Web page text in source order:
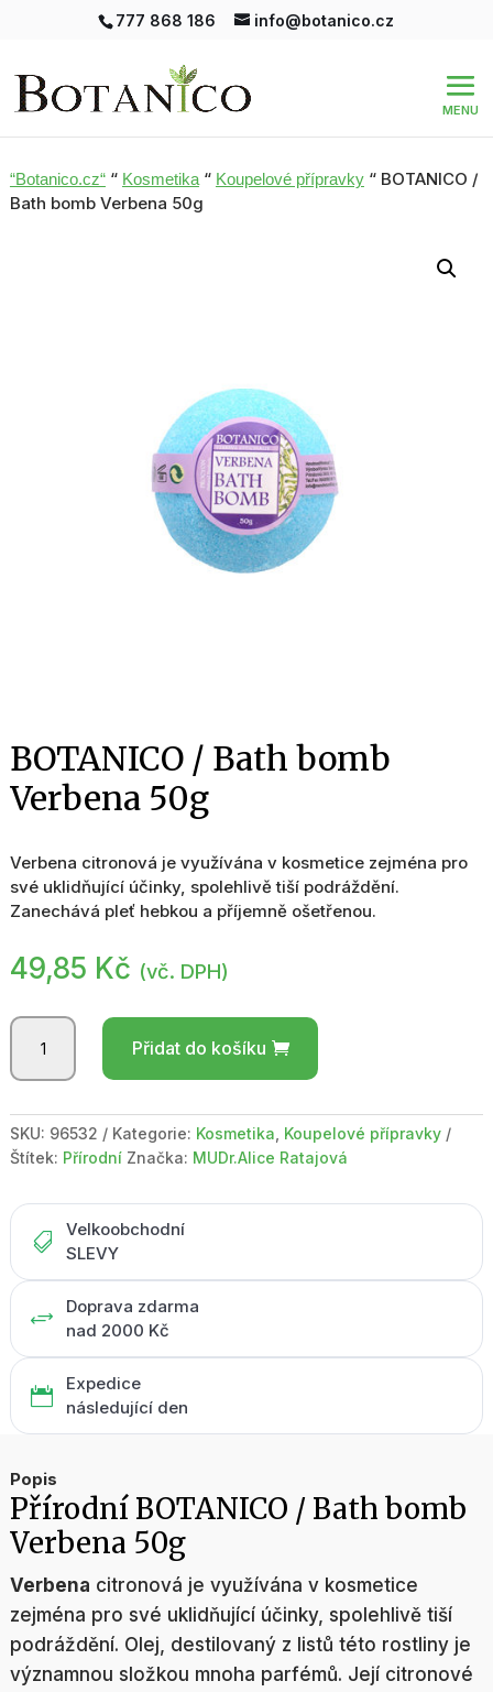
777 868 186 info@botanico.cz
“Botanico.cz““ Kosmetika“ Koupelové přípravky“ BOTANICO /
Bath bomb Verbena 50g
BOTANICO / Bath bomb
Verbena 50g
Verbena citronová je využívána v kosmetice zejména pro
své uklidňující účinky, spolehlivě tiší podráždění.
Zanechává pleť hebkou a příjemně ošetřenou.
49,85 Kč (vč. DPH)
BOTANICO
Bath
Verbena
50g
Přidat do košíku
SKU: 96532 Kategorie: Kosmetika Koupelové přípravky
Štítek: Přírodní Značka: MUDr.Alice Ratajová

Velkoobchodní
SLEVY
+
Doprava zdarma
nad 2000 Kč

Expedice
následující den
Popis
Přírodní BOTANICO / Bath bomb
Verbena 50g
Verbena citronová je využívána v kosmetice
zejména pro své uklidňující účinky, spolehlivě tiší
podráždění. Olej, destilovaný z listů této rostliny je
významnou složkou mnoha parfémů. Její citronové